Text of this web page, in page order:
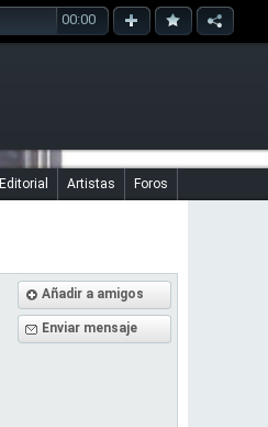
00:00
Editorial Artistas Foros
Añadir a amigos
Enviar mensaje